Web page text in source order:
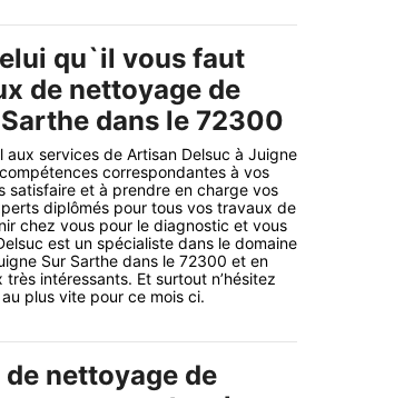
qu`il vous faut
de nettoyage de
dans le 72300
services de Artisan Delsuc à Juigne
correspondantes à vos
satisfaire et à prendre en charge vos
diplômés pour tous vos travaux de
chez vous pour le diagnostic et vous
est un spécialiste dans le domaine
Sur Sarthe dans le 72300 et en
intéressants. Et surtout n’hésitez
plus vite pour ce mois ci.
nettoyage de